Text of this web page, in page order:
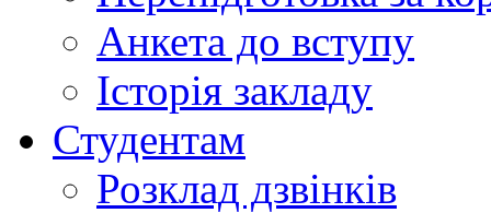
Анкета до вступу
Історія закладу
Студентам
Розклад дзвінків